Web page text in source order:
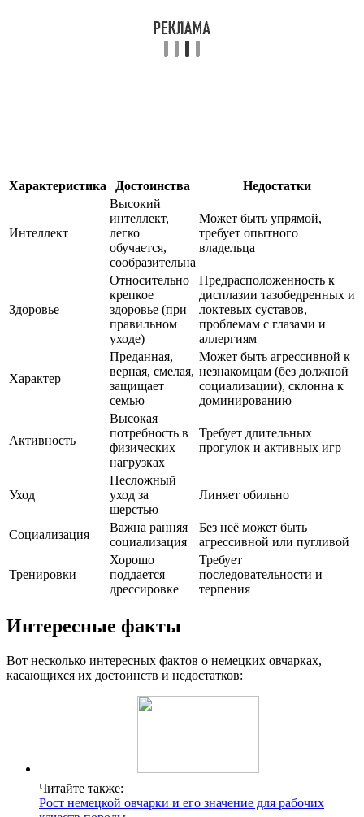
Характеристика Достоинства Недостатки
Интеллект
Высокий
интеллект,
легко
обучается,
сообразительна
Может быть упрямой,
требует опытного
владельца
Здоровье
Относительно
крепкое
здоровье (при
правильном
уходе)
Предрасположенность к
дисплазии тазобедренных и
локтевых суставов,
проблемам с глазами и
аллергиям
Характер
Преданная,
верная, смелая,
защищает
семью
Может быть агрессивной к
незнакомцам (без должной
социализации), склонна к
доминированию
Активность
Высокая
потребность в
физических
нагрузках
Требует длительных
прогулок и активных игр
Уход
Несложный
уход за
шерстью
Линяет обильно
Социализация
Важна ранняя
социализация
Без неё может быть
агрессивной или пугливой
Тренировки
Хорошо
поддается
дрессировке
Требует
последовательности и
терпения
Интересные факты
Вот несколько интересных фактов о немецких овчарках,
касающихся их достоинств и недостатков:
Читайте также:
Рост немецкой овчарки и его значение для рабочих